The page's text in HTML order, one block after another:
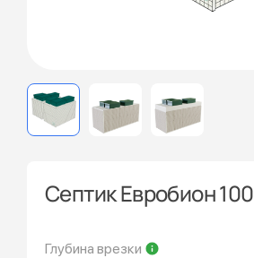
Септик Евробион 100
Глубина врезки